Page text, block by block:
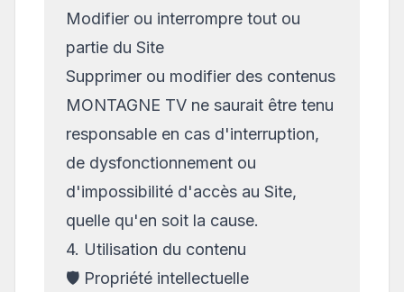
Modifier ou interrompre tout ou
partie du Site
Supprimer ou modifier des contenus
MONTAGNE TV ne saurait être tenu
responsable en cas d'interruption,
de dysfonctionnement ou
d'impossibilité d'accès au Site,
quelle qu'en soit la cause.
4. Utilisation du contenu
🛡️ Propriété intellectuelle